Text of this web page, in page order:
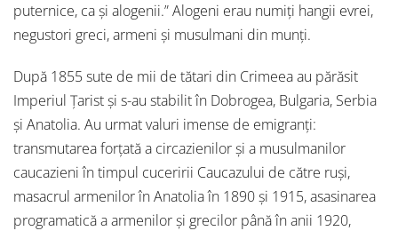
puternice, ca și alogenii.” Alogeni erau numiți hangii evrei,
negustori greci, armeni și musulmani din munți.
După 1855 sute de mii de tătari din Crimeea au părăsit
Imperiul Țarist și s-au stabilit în Dobrogea, Bulgaria, Serbia
și Anatolia. Au urmat valuri imense de emigranți:
transmutarea forțată a circazienilor și a musulmanilor
caucazieni în timpul cuceririi Caucazului de către ruși,
masacrul armenilor în Anatolia în 1890 și 1915, asasinarea
programatică a armenilor și grecilor până în anii 1920,